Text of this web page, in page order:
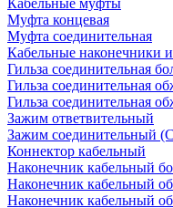
Кабельные муфты
Муфта концевая
Муфта соединительная
Кабельные наконечники
Гильза соединительная
Гильза соединительная
Гильза соединительная
Зажим ответвительный
Зажим соединительный
Коннектор кабельный
Наконечник кабельный
Наконечник кабельный
Наконечник кабельный